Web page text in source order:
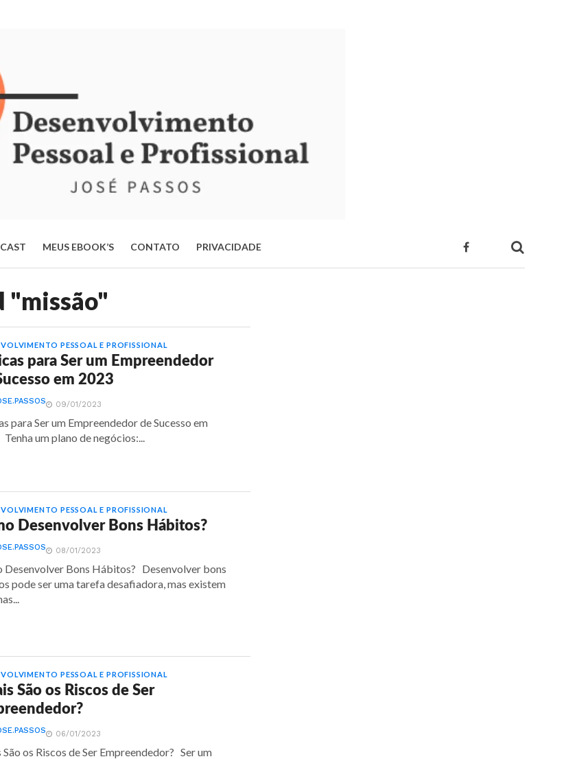
MEUS EBOOK’S CONTATO PRIVACIDADE
MENTE OPERÁRIA: ESTRATÉGIAS PARA TRANSFORMAR SUA
VIDA E ALCANÇAR SEU POTENCIAL
"missão"
PESSOAL E PROFISSIONAL
para Ser um Empreendedor
em 2023
09/01/2023
para Ser um Empreendedor de Sucesso em
um plano de negócios:...
PESSOAL E PROFISSIONAL
Desenvolver Bons Hábitos?
08/01/2023
Desenvolver Bons Hábitos? Desenvolver bons
pode ser uma tarefa desafiadora, mas existem
PESSOAL E PROFISSIONAL
São os Riscos de Ser
06/01/2023
São os Riscos de Ser Empreendedor? Ser um